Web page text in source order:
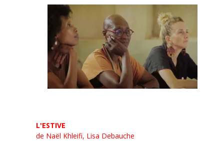
L'ESTIVE
de Naël Khleifi, Lisa Debauche